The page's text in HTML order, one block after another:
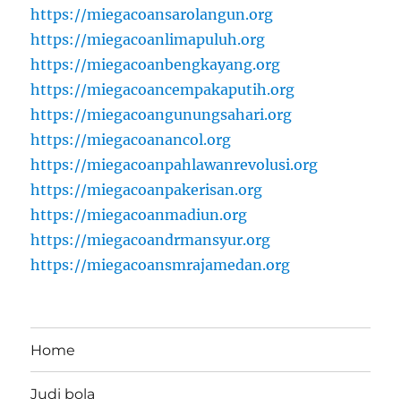
https://miegacoansarolangun.org
https://miegacoanlimapuluh.org
https://miegacoanbengkayang.org
https://miegacoancempakaputih.org
https://miegacoangunungsahari.org
https://miegacoanancol.org
https://miegacoanpahlawanrevolusi.org
https://miegacoanpakerisan.org
https://miegacoanmadiun.org
https://miegacoandrmansyur.org
https://miegacoansmrajamedan.org
Home
Judi bola